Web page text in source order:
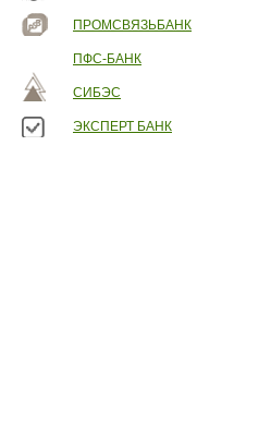
ПРОМСВЯЗЬБАНК
ПФС-БАНК
СИБЭС
ЭКСПЕРТ БАНК